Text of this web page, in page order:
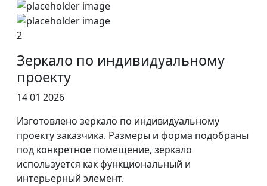
2
Зеркало по индивидуальному
проекту
14 01 2026
Изготовлено зеркало по индивидуальному
проекту заказчика. Размеры и форма подобраны
под конкретное помещение, зеркало
используется как функциональный и
интерьерный элемент.